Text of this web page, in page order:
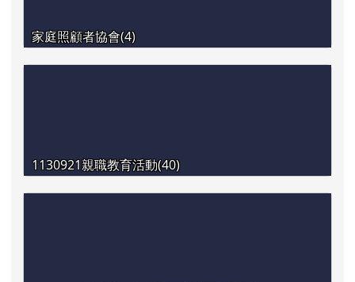
家庭照顧者協會(4)
1130921親職教育活動(40)